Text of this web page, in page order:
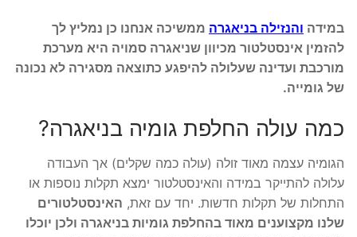
במידה והנזילה בניאגרה ממשיכה אנחנו כן נמליץ לך
להזמין אינסטלטור מכיוון שניאגרה סמויה היא מערכת
מורכבת ועדינה שעלולה להיפגע כתוצאה מסגירה לא נכונה
של גומייה.
כמה עולה החלפת גומיה בניאגרה?
הגומיה עצמה מאוד זולה (עולה כמה שקלים) אך העבודה
עלולה להתייקר במידה והאינסטלטור ימצא תקלות נוספות או
התחלות של תקלות חדשות. יחד עם זאת, האינסטלטורים
שלנו מקצוענים מאוד בהחלפת גומיות בניאגרה ולכן יוכלו